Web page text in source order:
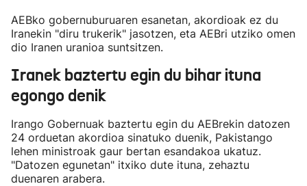
AEBko gobernuburuaren esanetan, akordioak ez du
Iranekin "diru trukerik" jasotzen, eta AEBri utziko omen
dio Iranen uranioa suntsitzen.
Iranek baztertu egin du bihar ituna
egongo denik
Irango Gobernuak baztertu egin du AEBrekin datozen
24 orduetan akordioa sinatuko duenik, Pakistango
lehen ministroak gaur bertan esandakoa ukatuz.
"Datozen egunetan" itxiko dute ituna, zehaztu
duenaren arabera.